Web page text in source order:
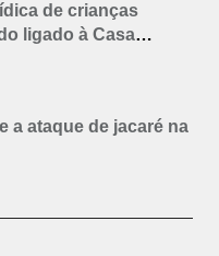
de crianças
ligado à Casa
a ataque de jacaré na